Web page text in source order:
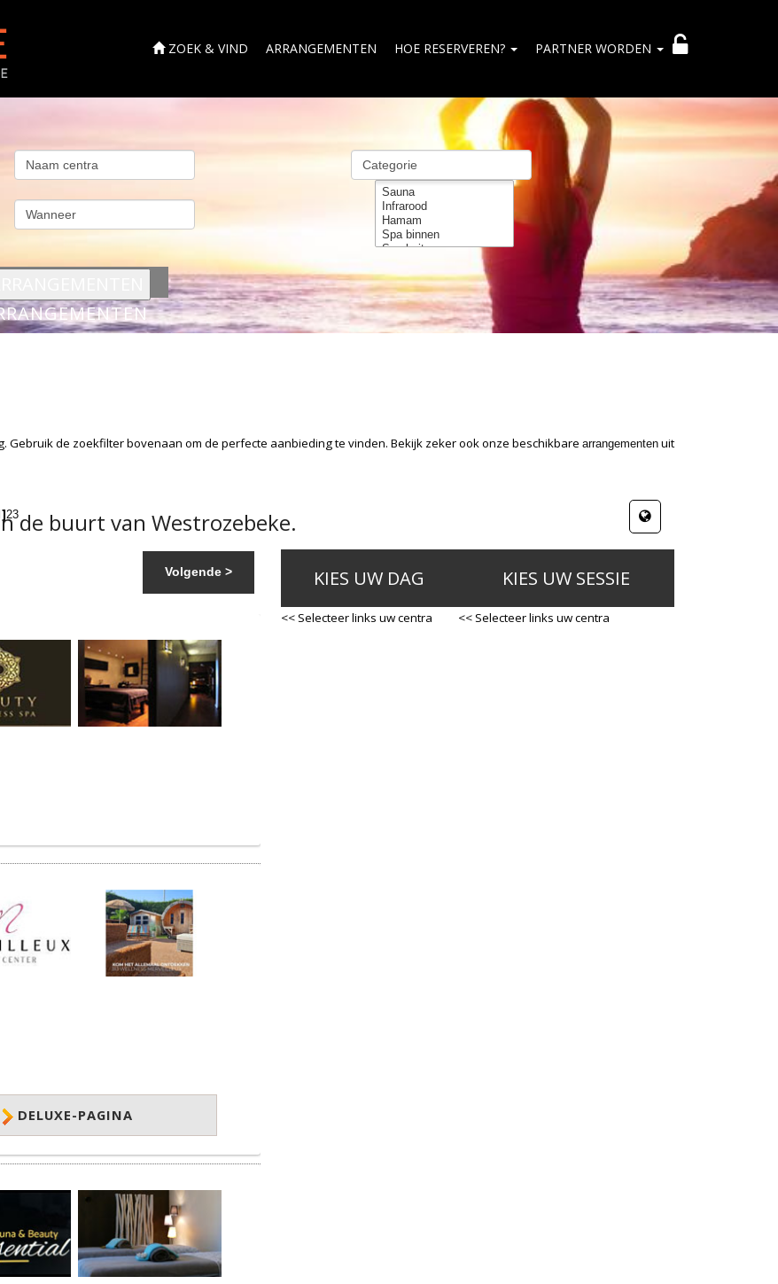
ZOEK & VIND ARRANGEMENTEN HOE RESERVEREN? PARTNER WORDEN
Gebruik de zoekfilter bovenaan om de perfecte aanbieding te vinden. Bekijk zeker ook onze beschikbare arrangementen uit
de buurt van Westrozebeke.
Volgende >
23
DELUXE-PAGINA
KIES UW DAG
<< Selecteer links uw centra
KIES UW SESSIE
<< Selecteer links uw centra